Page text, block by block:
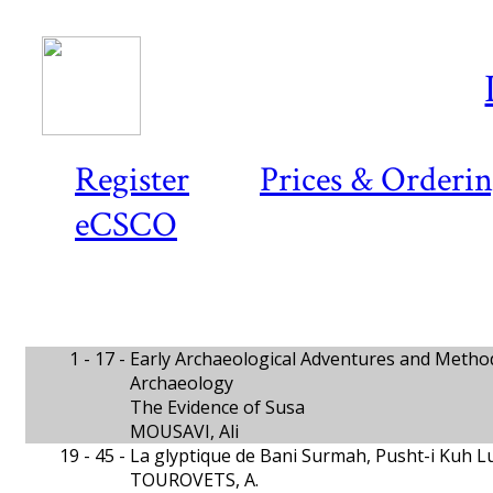
Register
Prices &
eCSCO
1 - 17 - Early Archaeological Adventures and
Archaeology
The Evidence of Susa
MOUSAVI, Ali
19 - 45 - La glyptique de Bani Surmah, Pusht-i Kuh
TOUROVETS, A.